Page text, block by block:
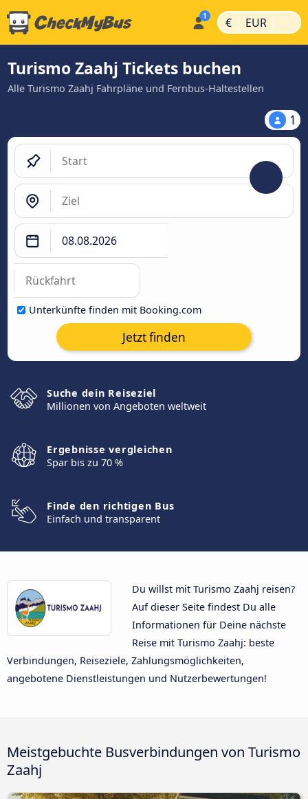
€ | EUR |
Turismo Zaahj Tickets buchen
Alle Turismo Zaahj Fahrpläne und Fernbus-Haltestellen
1
Unterkünfte finden mit Booking.com
Jetzt finden
Suche dein Reiseziel
Millionen von Angeboten weltweit
Ergebnisse vergleichen
Spar bis zu 70 %
Finde den richtigen Bus
Einfach und transparent
Du willst mit Turismo Zaahj reisen?
Auf dieser Seite findest Du alle
Informationen für Deine nächste
Reise mit Turismo Zaahj: beste
Verbindungen, Reiseziele, Zahlungsmöglichkeiten,
angebotene Dienstleistungen und Nutzerbewertungen!
Meistgebuchte Busverbindungen von Turismo
Zaahj